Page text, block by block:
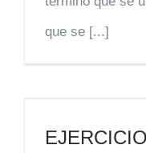
que se [...]